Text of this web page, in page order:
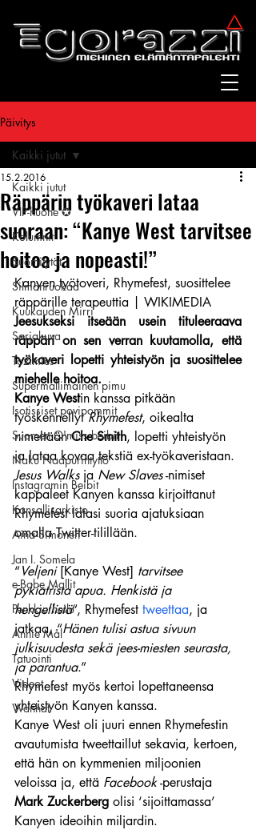
Päivitys
Kaikki jutut
VIP-huone ✪
Kolumnit
Suomitytöt
Silmänruokaa
Kuukauden Mirri
Sarjakuva
Tozimies
Supermallimainen pimu
Isotissiset povipommit
Suomen Q'miss beibit
Naku Naapurintyttö
Instagramin Beibit
Kansallisarkisto
Aina Simonen
Jan I. Somela
e-Babe Mallit
Penkkiurheilu
Annie Mål
Tatuointi
Videot
Wanhat
Kaikki jutut
Räppärin työkaveri lataa
suoraan: “Kanye West tarvitsee
hoitoa ja nopeasti!”
15.2.2016
Kanyen työtoveri, Rhymefest, suosittelee
räppärille terapeuttia | WIKIMEDIA
Jeesukseksi itseään usein tituleeraava
räppäri on sen verran kuutamolla, että
työkaveri lopetti yhteistyön ja suosittelee
miehelle hoitoa.
Kanye Westin kanssa pitkään
työskennellyt Rhymefest, oikealta
nimeltään Che Smith, lopetti yhteistyön
ja lataa kovaa tekstiä ex-työkaveristaan.
Jesus Walks ja New Slaves -nimiset
kappaleet Kanyen kanssa kirjoittanut
Rhymefest latasi suoria ajatuksiaan
omalla Twitter-tilillään.
“Veljeni [Kanye West] tarvitsee
pykiatrista apua. Henkistä ja
hengellistä“, Rhymefest tweettaa, ja
jatkaa, “Hänen tulisi astua sivuun
julkisuudesta sekä jees-miesten seurasta,
ja parantua.”
Rhymefest myös kertoi lopettaneensa
yhteistyön Kanyen kanssa.
Kanye West oli juuri ennen Rhymefestin
avautumista tweettaillut sekavia, kertoen,
että hän on kymmenien miljoonien
veloissa ja, että Facebook -perustaja
Mark Zuckerberg olisi ‘sijoittamassa’
Kanyen ideoihin miljardin.